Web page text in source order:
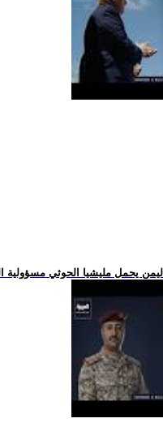
اليمن يحمل مليشيا الحوثي مسؤولية